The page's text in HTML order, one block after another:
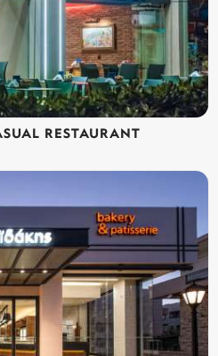
RESTAURANT